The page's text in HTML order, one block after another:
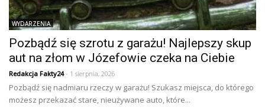
WYDARZENIA
Pozbądź się szrotu z garażu! Najlepszy skup
aut na złom w Józefowie czeka na Ciebie
Redakcja Fakty24- 1 sierpnia, 2026
Pozbądź się nadmiaru rzeczy w garażu! Szukasz miejsca, do którego
możesz przekazać stare, nieużywane auto, które...